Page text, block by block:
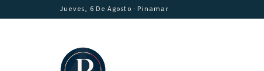
Saltar al contenidoJueves, 6 De Agosto · Pinamar